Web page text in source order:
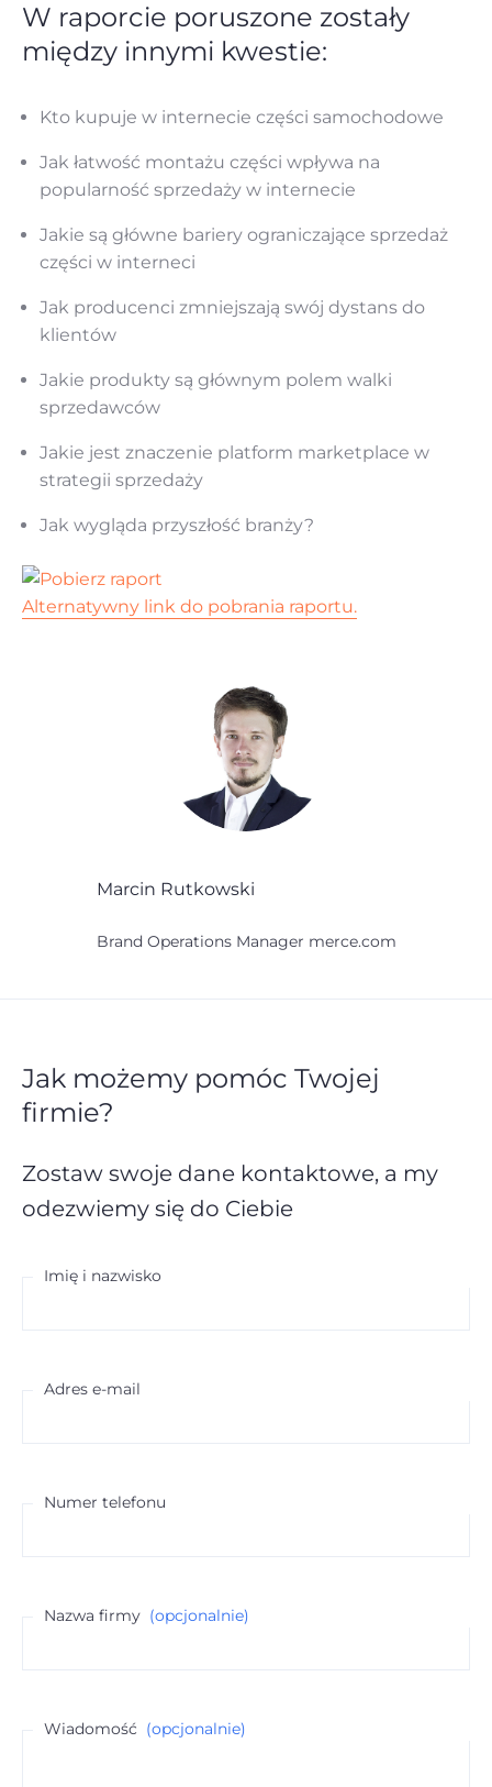
W raporcie poruszone zostały
między innymi kwestie:
Kto kupuje w internecie części samochodowe
Jak łatwość montażu części wpływa na
popularność sprzedaży w internecie
Jakie są główne bariery ograniczające sprzedaż
części w interneci
Jak producenci zmniejszają swój dystans do
klientów
Jakie produkty są głównym polem walki
sprzedawców
Jakie jest znaczenie platform marketplace w
strategii sprzedaży
Jak wygląda przyszłość branży?
Alternatywny link do pobrania raportu.
Marcin Rutkowski
Brand Operations Manager merce.com
Jak możemy pomóc Twojej
firmie?
Zostaw swoje dane kontaktowe, a my
odezwiemy się do Ciebie
Imię i nazwisko
Adres e-mail
Numer telefonu
Nazwa firmy (opcjonalnie)
Wiadomość (opcjonalnie)